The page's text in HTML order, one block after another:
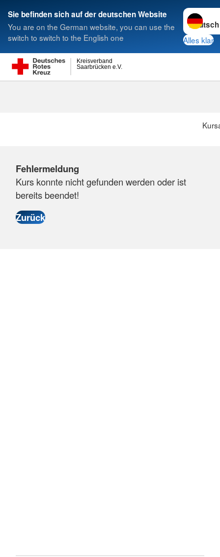
Sie befinden sich auf der deutschen Website
You are on the German website, you can use the
switch to switch to the English one
Sprache
Alles klar
Saarbrücken e.V.
Kreisverband
Suche
Fehlermeldung
Kurs konnte nicht gefunden werden oder ist
bereits beendet!